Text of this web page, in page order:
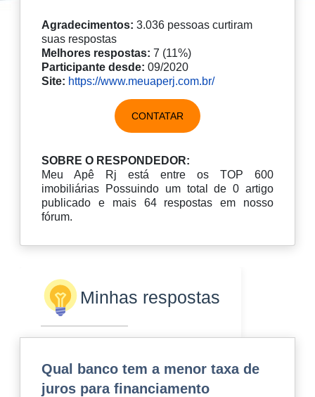
Agradecimentos: 3.036 pessoas curtiram
suas respostas
Melhores respostas: 7 (11%)
Participante desde: 09/2020
Site: https://www.meuaperj.com.br/
CONTATAR
SOBRE O RESPONDEDOR:
Meu Apê Rj está entre os TOP 600
imobiliárias Possuindo um total de 0 artigo
publicado e mais 64 respostas em nosso
fórum.
Minhas respostas
Qual banco tem a menor taxa de
juros para financiamento